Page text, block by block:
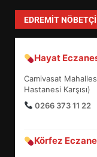
EDREMIT
Hayat
Camivasat
Hastanesi Karşısı)
0266 373 11 22
Körfez
3
4